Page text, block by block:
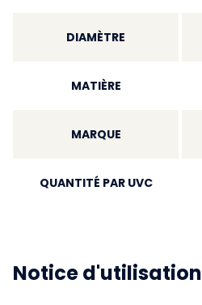
DIAMÈTRE
MATIÈRE
MARQUE
QUANTITÉ PAR UVC
Notice d'utilisation